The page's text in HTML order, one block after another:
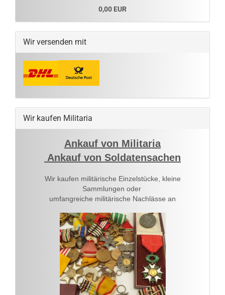
0,00 EUR
Wir versenden mit
Wir kaufen Militaria
Ankauf von Militaria
Ankauf von Soldatensachen
Wir kaufen militärische Einzelstücke, kleine
Sammlungen oder
umfangreiche militärische Nachlässe an